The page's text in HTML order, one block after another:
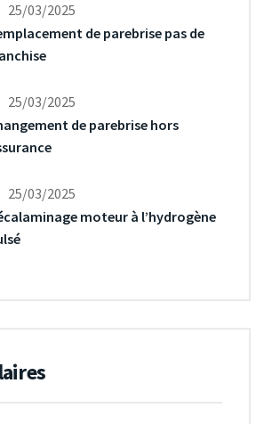
25/03/2025
de parebrise pas de
25/03/2025
de parebrise hors
25/03/2025
moteur à l’hydrogène